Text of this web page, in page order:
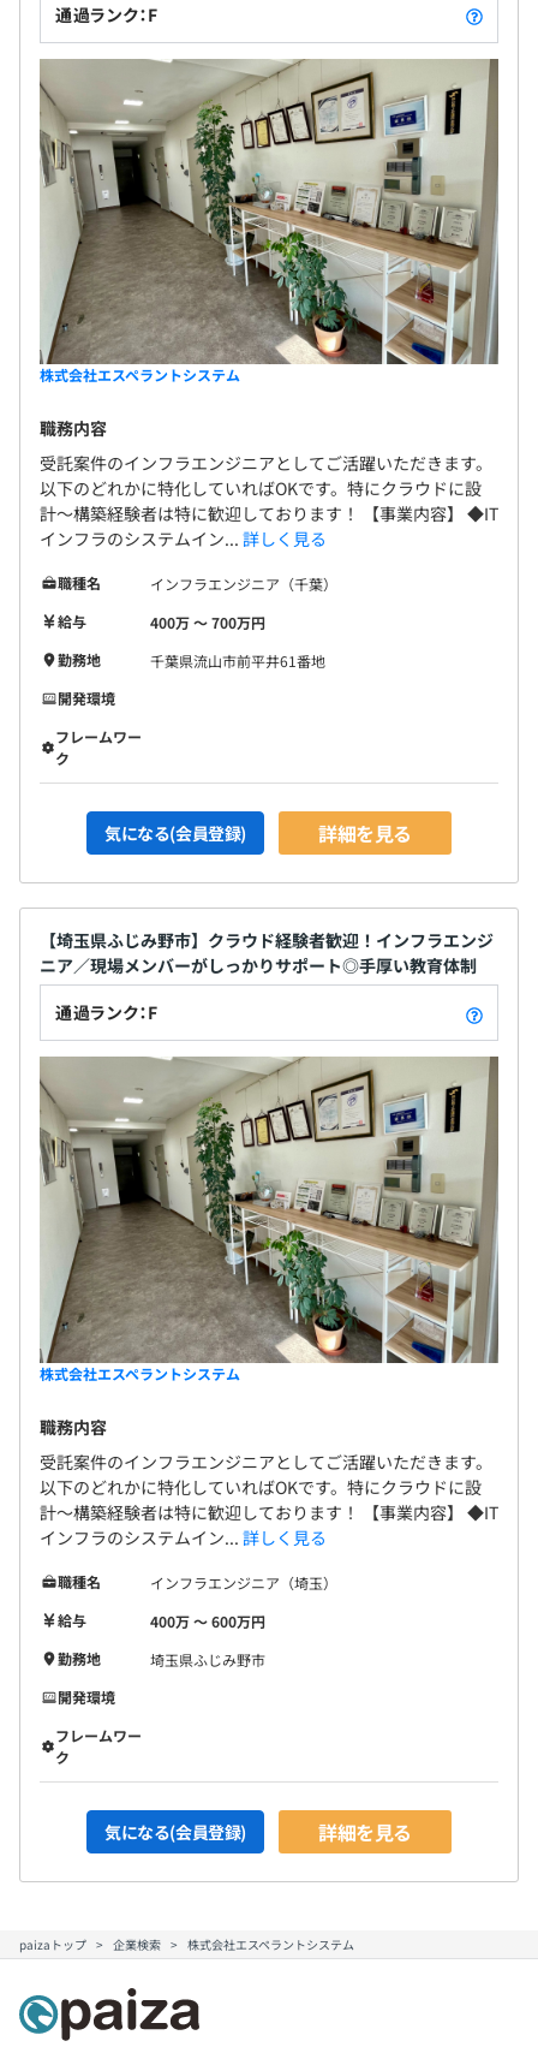
通過ランク：F
株式会社エスペラントシステム
職務内容
受託案件のインフラエンジニアとしてご活躍いただきます。
以下のどれかに特化していればOKです。特にクラウドに設
計〜構築経験者は特に歓迎しております！ 【事業内容】 ◆IT
インフラのシステムイン... 詳しく見る
職種名
インフラエンジニア（千葉）
給与
400万 〜 700万円
勤務地
千葉県流山市前平井61番地
開発環境
フレームワー
ク
気になる(会員登録) 詳細を見る
【埼玉県ふじみ野市】クラウド経験者歓迎！インフラエンジ
ニア／現場メンバーがしっかりサポート◎手厚い教育体制
通過ランク：F
株式会社エスペラントシステム
職務内容
受託案件のインフラエンジニアとしてご活躍いただきます。
以下のどれかに特化していればOKです。特にクラウドに設
計〜構築経験者は特に歓迎しております！ 【事業内容】 ◆IT
インフラのシステムイン... 詳しく見る
職種名
インフラエンジニア（埼玉）
給与
400万 〜 600万円
勤務地
埼玉県ふじみ野市
開発環境
フレームワー
ク
気になる(会員登録) 詳細を見る
paizaトップ 企業検索 株式会社エスペラントシステム